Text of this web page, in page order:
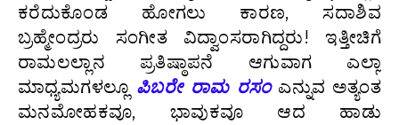
ಕರೆದುಕೊಂಡ ಹೋಗಲು ಕಾರಣ, ಸದಾಶಿವ
ಬ್ರಹ್ಮೇಂದ್ರರು ಸಂಗೀತ ವಿದ್ವಾಂಸರಾಗಿದ್ದರು! ಇತ್ತೀಚಿಗೆ
ರಾಮಲಲ್ಲಾನ ಪ್ರತಿಷ್ಠಾಪನೆ ಆಗುವಾಗ ಎಲ್ಲಾ
ಮಾಧ್ಯಮಗಳಲ್ಲೂ ಪಿಬರೇ ರಾಮ ರಸಂ ಎನ್ನುವ ಅತ್ಯಂತ
ಮನಮೋಹಕವೂ, ಭಾವುಕವೂ ಆದ ಹಾಡು